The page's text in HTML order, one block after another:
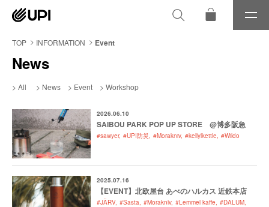
メ
ニ
TOP INFORMATION Event
News
All News Event Workshop
2026.06.10
SAIBOU PARK POP UP STORE @博多阪急
#sawyer #UPI防災 #Morakniv #kellylkettle #Wildo
2025.07.16
【EVENT】北欧屋台 あべのハルカス 近鉄本店
#JÄRV #Sasta #Morakniv #Lemmel kaffe #DALUM